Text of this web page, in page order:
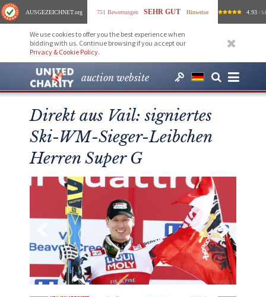
AUSGEZEICHNET.org 751 Bewertungen SEHR GUT Hinweise 4.93 /
We use cookies to offer you the best experience when
bidding with us. Continue browsing if you accept our
Privacy & Cookie Policy.
auction website
Direkt aus Vail: signiertes
Ski-WM-Sieger-Leibchen
Herren Super G